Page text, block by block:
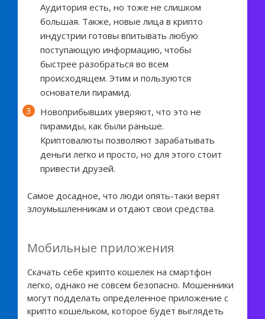
Аудитория есть, но тоже не слишком
большая. Также, новые лица в крипто
индустрии готовы впитывать любую
поступающую информацию, чтобы
быстрее разобраться во всем
происходящем. Этим и пользуются
основатели пирамид.
Новоприбывших уверяют, что это не
пирамиды, как были раньше.
Криптовалюты позволяют зарабатывать
деньги легко и просто, но для этого стоит
привести друзей.
Самое досадное, что люди опять-таки верят
злоумышленникам и отдают свои средства.
Мобильные приложения
Скачать себе крипто кошелек на смартфон
легко, однако не совсем безопасно. Мошенники
могут подделать определенное приложение с
крипто кошельком, которое будет выглядеть